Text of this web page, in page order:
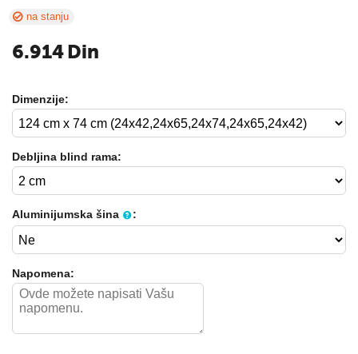
na stanju
6.914Din
Dimenzije:
Debljina blind rama:
Aluminijumska šina :
Napomena: